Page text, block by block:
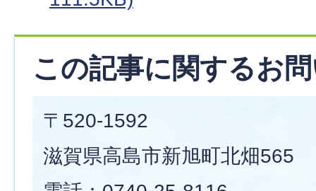
この記事に関するお
〒520-1592
滋賀県高島市新旭町北畑565